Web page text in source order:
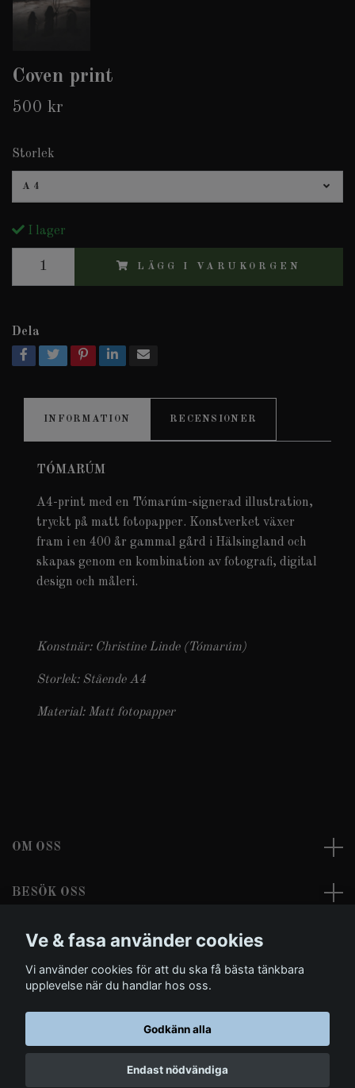
Coven print
500 kr
Storlek
A4
I lager
LÄGG I VARUKORGEN
Dela
INFORMATION RECENSIONER
TÓMARÚM
A4-print med en Tómarúm-signerad illustration,
tryckt på matt fotopapper. Konstverket växer
fram i en 400 år gammal gård i Hälsingland och
skapas genom en kombination av fotografi, digital
design och måleri.
Konstnär: Christine Linde (Tómarúm)
Storlek: Stående A4
Material: Matt fotopapper
OM OSS
BESÖK OSS
LÄS MER
Sociala medier
© 2026 Ve & fasa - Dark Clothing and Morbid Arts
Ve & fasa använder cookies
Vi använder cookies för att du ska få bästa tänkbara
upplevelse när du handlar hos oss.
Godkänn alla
Endast nödvändiga